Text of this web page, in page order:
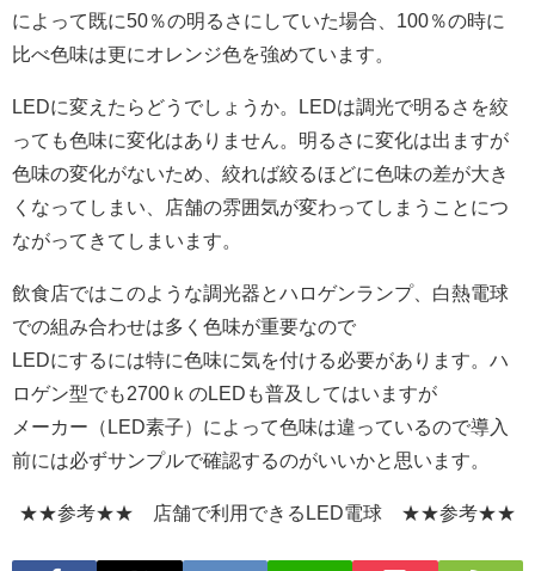
によって既に50％の明るさにしていた場合、100％の時に
比べ色味は更にオレンジ色を強めています。
LEDに変えたらどうでしょうか。LEDは調光で明るさを絞
っても色味に変化はありません。明るさに変化は出ますが
色味の変化がないため、絞れば絞るほどに色味の差が大き
くなってしまい、店舗の雰囲気が変わってしまうことにつ
ながってきてしまいます。
飲食店ではこのような調光器とハロゲンランプ、白熱電球
での組み合わせは多く色味が重要なので
LEDにするには特に色味に気を付ける必要があります。ハ
ロゲン型でも2700ｋのLEDも普及してはいますが
メーカー （LED素子）によって色味は違っているので導入
前には必ずサンプルで確認するのがいいかと思います。
★★参考★★ 店舗で利用できるLED電球 ★★参考★★